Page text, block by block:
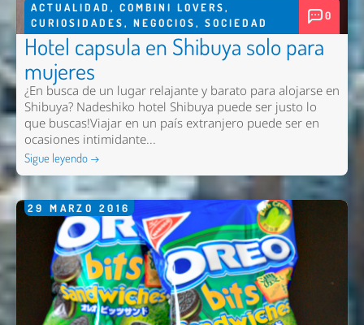
ACTUALIDAD , COMBINI LOVERS,
CURIOSIDADES, NEGOCIOS, SOCIEDAD
0
Hotel capsula en Shibuya solo para
mujeres
¿En busca de un lugar relajante y barato para alojarse en
Shibuya? Nadeshiko hotel Shibuya puede ser justo lo
que buscas!Viajar en un país extranjero puede ser en
ocasiones intimidante...
Sigue leyendo →
29 MARZO 2016